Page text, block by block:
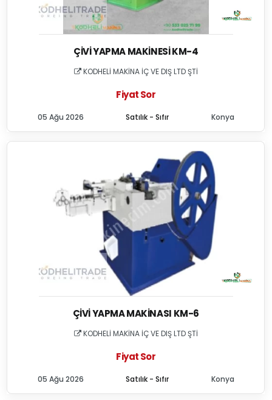
ÇIVI YAPMA MAKINESI KM-4
KODHELİ MAKİNA İÇ VE DIŞ LTD ŞTİ
Fiyat Sor
Satılık - Sıfır
05 Ağu 2026 Konya
ÇIVI YAPMA MAKINASI KM-6
KODHELİ MAKİNA İÇ VE DIŞ LTD ŞTİ
Fiyat Sor
Satılık - Sıfır
05 Ağu 2026 Konya